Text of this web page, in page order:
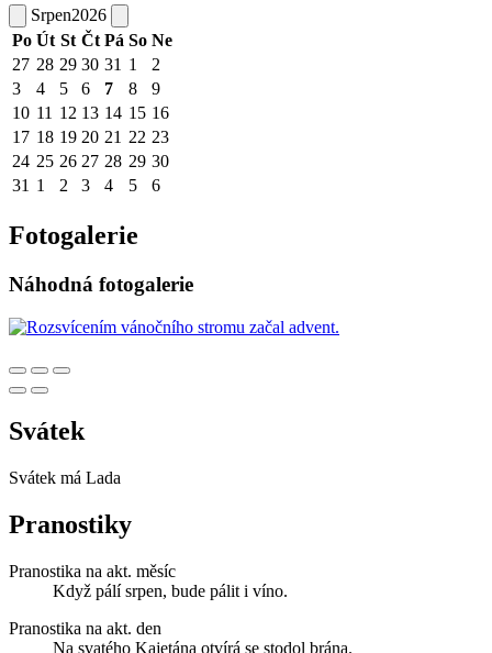
Srpen2026
Po Út St Čt Pá So Ne
27 28 29 30 31 1
2
3
4 5 6 7 8
9
10 11 12 13 14 15 16
17 18 19 20 21 22 23
24 25 26 27 28 29 30
31 1 2 3 4 5 6
Fotogalerie
Náhodná fotogalerie
Svátek
Svátek má Lada
Pranostiky
Pranostika na akt. měsíc
Když pálí srpen, bude pálit i víno.
Pranostika na akt. den
Na svatého Kajetána otvírá se stodol brána.